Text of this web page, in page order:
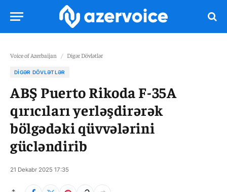
Voice of Azerbaijan / Digər Dövlətlər
DIGƏR DÖVLƏTLƏR
ABŞ Puerto Rikoda F-35A
qırıcıları yerləşdirərək
bölgədəki qüvvələrini
gücləndirib
21 Dekabr 2025 17:35